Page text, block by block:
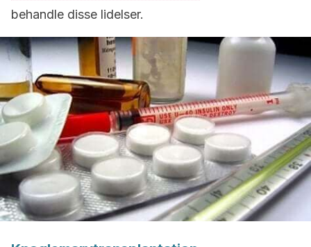
behandle disse lidelser.